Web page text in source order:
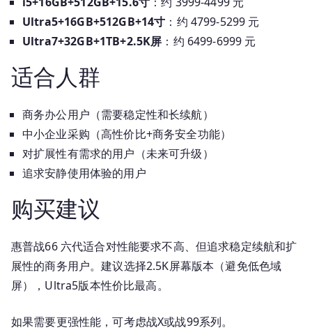
Ultra5+16GB+512GB+14寸 ：约 4799-5299 元
Ultra7+32GB+1TB+2.5K屏 ：约 6499-6999 元
适合人群
商务办公用户（需要稳定性和长续航）
中小企业采购（高性价比+商务安全功能）
对扩展性有需求的用户（未来可升级）
追求安静使用体验的用户
购买建议
惠普战66 六代适合对性能要求不高、但追求稳定续航和扩
展性的商务用户。建议选择2.5K屏幕版本（避免低色域
屏），Ultra5版本性价比最高。
如果需要更强性能，可考虑战X或战99系列。